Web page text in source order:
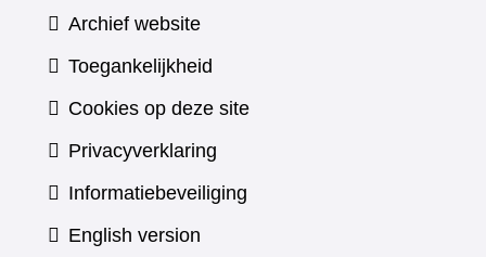
Archief website
Toegankelijkheid
Cookies op deze site
Privacyverklaring
Informatiebeveiliging
English version